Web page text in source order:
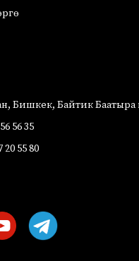
Бишкек, Байтик Баатыра
56 35
55 80